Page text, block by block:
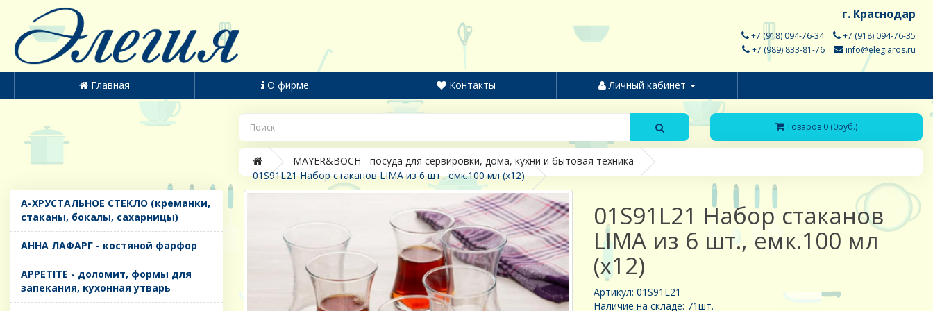
г. Краснодар
+7 (918) 094-76-34
+7 (918) 094-76-35
+7 (989) 833-81-76
info@elegiaros.ru
Главная О фирме Контакты Личный кабинет
Товаров 0 (0руб.)
MAYER&BOCH - посуда для сервировки, дома, кухни и бытовая техника
01S91L21 Набор стаканов LIMA из 6 шт., емк.100 мл (х12)
A-ХРУСТАЛЬНОЕ СТЕКЛО (креманки,
стаканы, бокалы, сахарницы)
AHHA ЛАФАРГ - костяной фарфор
APPETITE - доломит, формы для
запекания, кухонная утварь
01S91L21 Набор стаканов
LIMA из 6 шт., емк.100 мл
(х12)
Артикул: 01S91L21
Наличие на складе: 71шт.